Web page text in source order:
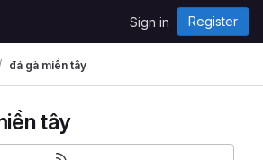
Sign in Register
đá gà miền tây
tây